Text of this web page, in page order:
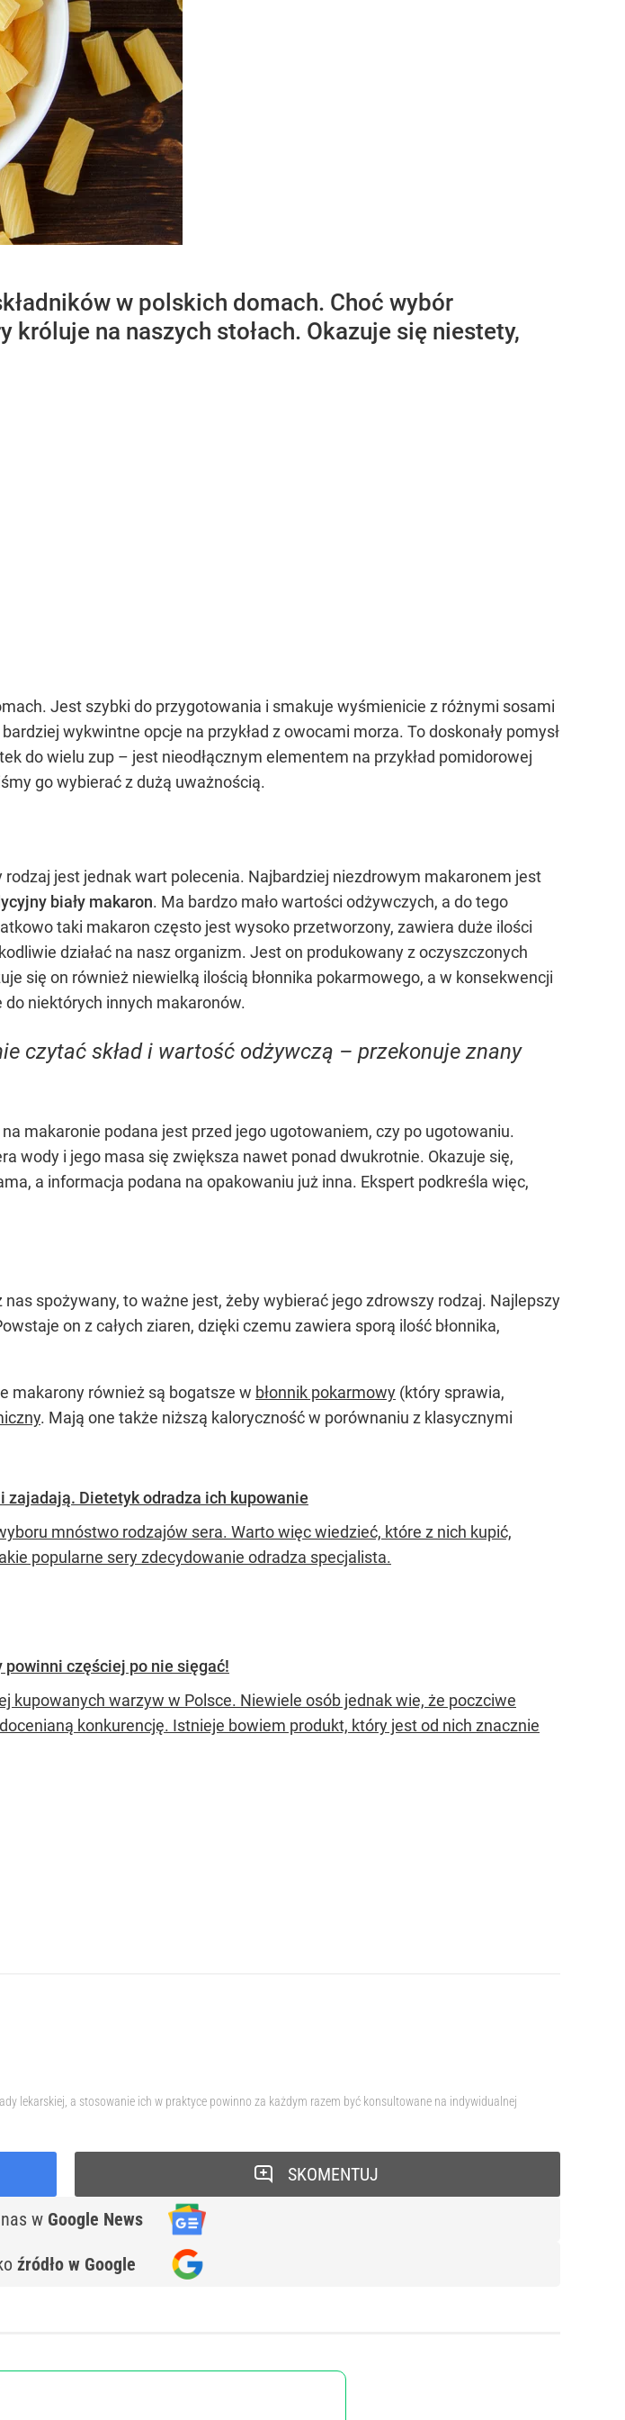
w polskich domach. Choć wybór
na naszych stołach. Okazuje się niestety,
Jest szybki do przygotowania i smakuje wyśmienicie z różnymi sosami
wykwintne opcje na przykład z owocami morza. To doskonały pomysł
do wielu zup – jest nieodłącznym elementem na przykład pomidorowej
go wybierać z dużą uważnością.
jest jednak wart polecenia. Najbardziej niezdrowym makaronem jest
biały makaron. Ma bardzo mało wartości odżywczych, a do tego
taki makaron często jest wysoko przetworzony, zawiera duże ilości
działać na nasz organizm. Jest on produkowany z oczyszczonych
się on również niewielką ilością błonnika pokarmowego, a w konsekwencji
niektórych innych makaronów.
czytać skład i wartość odżywczą – przekonuje znany
makaronie podana jest przed jego ugotowaniem, czy po ugotowaniu.
wody i jego masa się zwiększa nawet ponad dwukrotnie. Okazuje się,
a informacja podana na opakowaniu już inna. Ekspert podkreśla więc,
spożywany, to ważne jest, żeby wybierać jego zdrowszy rodzaj. Najlepszy
on z całych ziaren, dzięki czemu zawiera sporą ilość błonnika,
makarony również są bogatsze w błonnik pokarmowy (który sprawia,
. Mają one także niższą kaloryczność w porównaniu z klasycznymi
zajadają. Dietetyk odradza ich kupowanie
mnóstwo rodzajów sera. Warto więc wiedzieć, które z nich kupić,
popularne sery zdecydowanie odradza specjalista.
częściej po nie sięgać!
kupowanych warzyw w Polsce. Niewiele osób jednak wie, że poczciwe
konkurencję. Istnieje bowiem produkt, który jest od nich znacznie
lekarskiej, a stosowanie ich w praktyce powinno za każdym razem być konsultowane na indywidualnej
w Google News
źródło w Google
SKOMENTUJ